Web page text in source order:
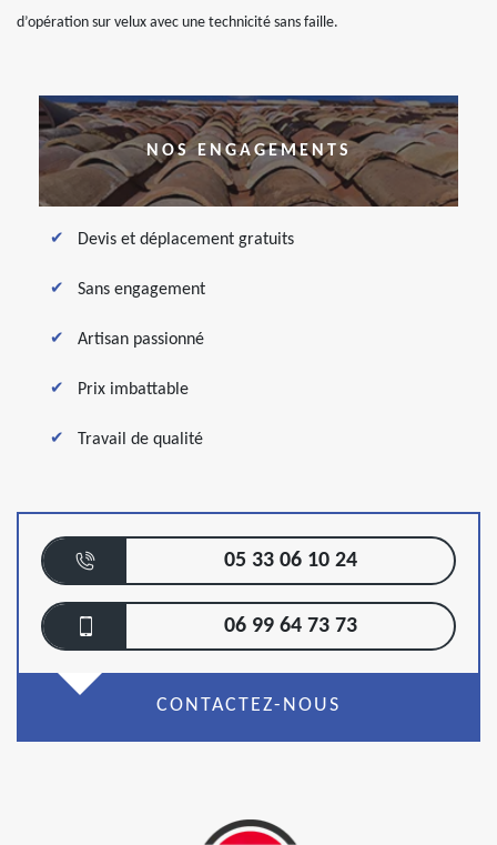
d’opération sur velux avec une technicité sans faille.
NOS ENGAGEMENTS
Devis et déplacement gratuits
Sans engagement
Artisan passionné
Prix imbattable
Travail de qualité
05 33 06 10 24
06 99 64 73 73
CONTACTEZ-NOUS